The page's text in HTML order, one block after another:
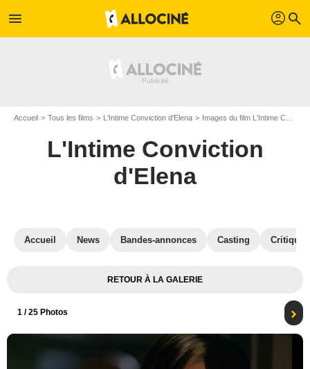
menu profil search
Accueil Tous les films L'Intime Conviction d'Elena Images du film L'Intime Conviction d'Elena
L'Intime Conviction
d'Elena
Accueil News Bandes-annonces Casting
RETOUR À LA GALERIE
1 / 25 Photos